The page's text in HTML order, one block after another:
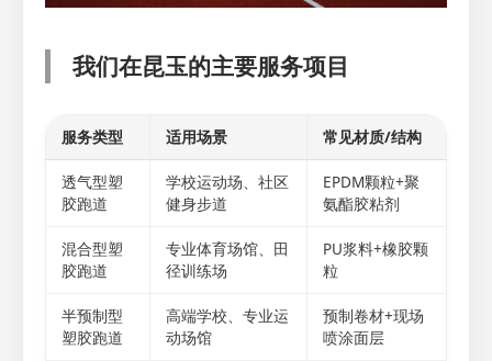
我们在昆玉的主要服务项目
服务类型 适用场景 常见材质/结构
透气型塑
胶跑道
学校运动场、社区
健身步道
EPDM颗粒+聚
氨酯胶粘剂
混合型塑
胶跑道
专业体育场馆、田
径训练场
PU浆料+橡胶颗
粒
半预制型
塑胶跑道
高端学校、专业运
动场馆
预制卷材+现场
喷涂面层